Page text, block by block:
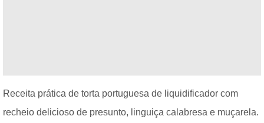
Receita prática de torta portuguesa de liquidificador com
recheio delicioso de presunto, linguiça calabresa e muçarela.